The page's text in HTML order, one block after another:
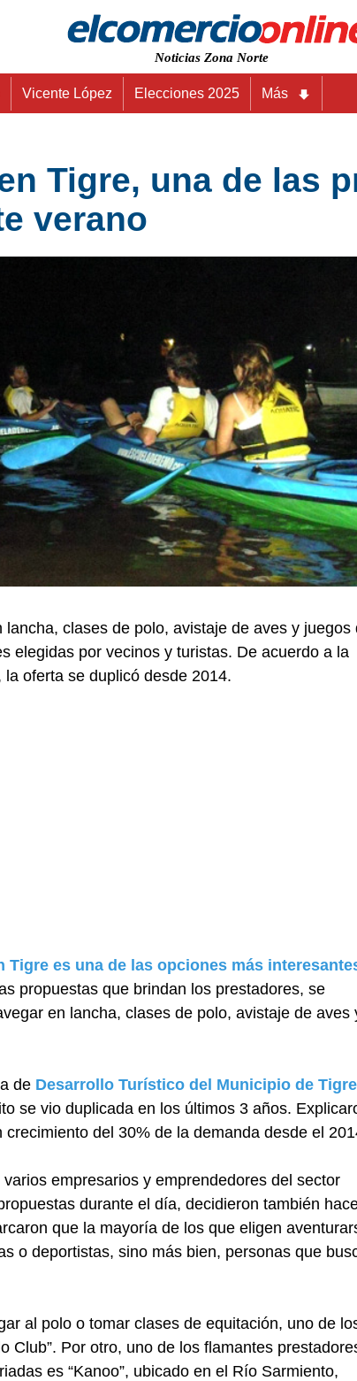
Noticias Zona Norte
Vicente López Elecciones 2025 Más
Tigre, una de las
verano
clases de polo, avistaje de aves y juegos
elegidas por vecinos y turistas. De acuerdo a la
oferta se duplicó desde 2014.
Tigre es una de las opciones más
propuestas que brindan los prestadores, se
en lancha, clases de polo, avistaje de aves
de Desarrollo Turístico del Municipio de Tigre
se vio duplicada en los últimos 3 años.
del 30% de la demanda desde el
empresarios y emprendedores del sector
durante el día, decidieron también
que la mayoría de los que eligen
o deportistas, sino más bien, personas que
al polo o tomar clases de equitación, uno de
Club”. Por otro, uno de los flamantes
es “Kanoo”, ubicado en el Río Sarmiento,